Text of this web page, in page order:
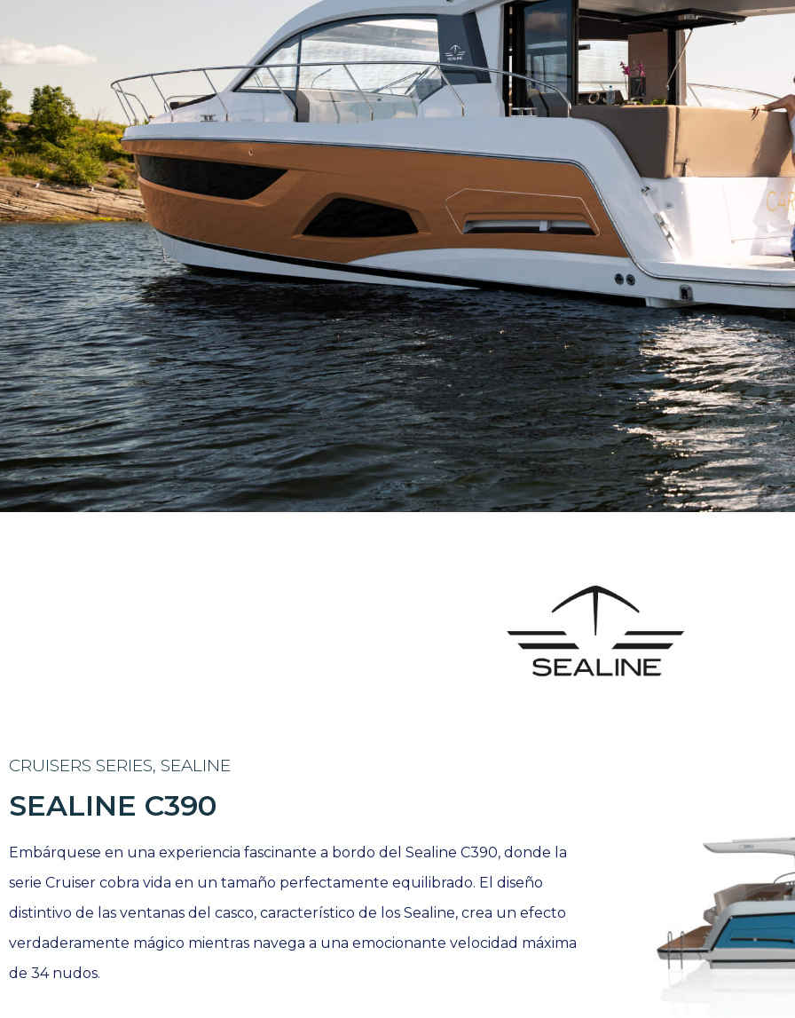
CRUISERS SERIES, SEALINE
SEALINE C390
Embárquese en una experiencia fascinante a bordo del Sealine C390, donde la
serie Cruiser cobra vida en un tamaño perfectamente equilibrado. El diseño
distintivo de las ventanas del casco, característico de los Sealine, crea un efecto
verdaderamente mágico mientras navega a una emocionante velocidad máxima
de 34 nudos.